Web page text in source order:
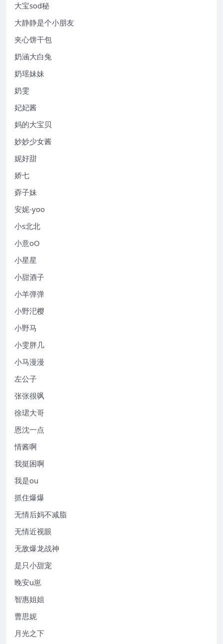
大宝sod秘
大静静是个小朋友
夹心饼干包
奶涵大白兔
奶瑶妹妹
奶雯
妃妃酱
妈的大宝贝
妙妙少女酱
妮好甜
娇七
孬子妹
安妮-yoo
小s北北
小意oO
小星星
小甜酒子
小羊弹弹
小野汜樱
小野马
小雯胖几
小马漫漫
左公子
张张很飒
徐珺大哥
恩沈一点
情酱啊
我挺困啊
我是ou
抓住爆爆
无情后妈不减脂
无情近视眼
无敌爆龙战神
是只小甜宠
晚安u崽
智惠姐姐
曹思妮
月光之下